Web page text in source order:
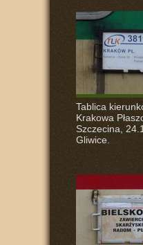
Tablica
Krakowa
Szczecina,
Gliwice.